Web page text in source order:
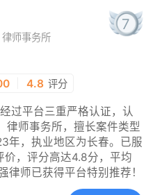
师事务所
7
4.8 评分
过平台三重严格认证，认
律师事务所，擅长案件类型
年，执业地区为长春。已服
，评分高达4.8分，平均
律师已获得平台特别推荐！